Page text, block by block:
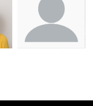
Др Марија
Ђорић